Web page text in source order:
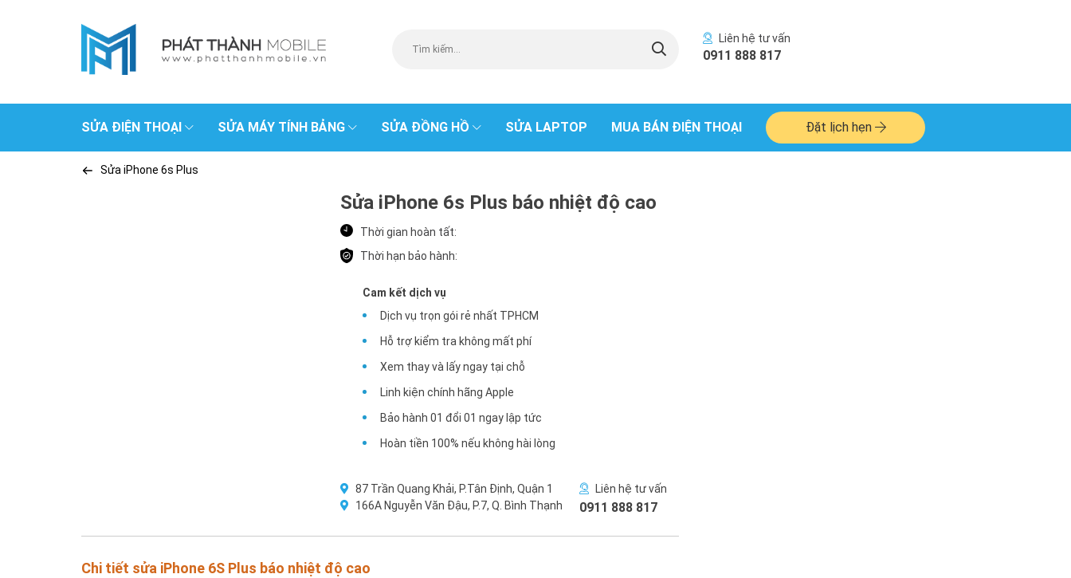
Liên hệ tư vấn
0911 888 817
SỬA ĐIỆN THOẠI SỬA MÁY TÍNH BẢNG SỬA ĐỒNG HỒ SỬA LAPTOP MUA BÁN ĐIỆN THOẠI Đặt lịch hẹn
Sửa iPhone 6s Plus
Sửa iPhone 6s Plus báo nhiệt độ cao
Thời gian hoàn tất:
Thời hạn bảo hành:
Cam kết dịch vụ
Dịch vụ trọn gói rẻ nhất TPHCM
Hỗ trợ kiểm tra không mất phí
Xem thay và lấy ngay tại chỗ
Linh kiện chính hãng Apple
Bảo hành 01 đổi 01 ngay lập tức
Hoàn tiền 100% nếu không hài lòng
87 Trần Quang Khải, P.Tân Định, Quận 1
166A Nguyễn Văn Đậu, P.7, Q. Bình Thạnh
Liên hệ tư vấn
0911 888 817
Chi tiết sửa iPhone 6S Plus báo nhiệt độ cao